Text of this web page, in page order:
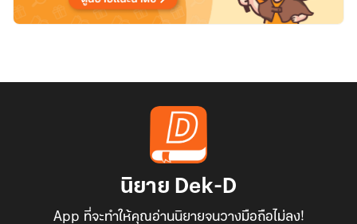
นิยาย Dek-D
App ที่จะทำให้คุณอ่านนิยายจนวางมือถือไม่ลง!